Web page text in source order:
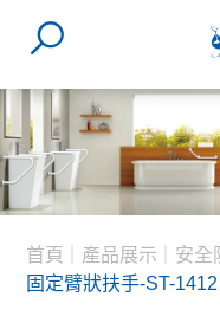
首頁 產品展示 安全
固定臂狀扶手-ST-1412